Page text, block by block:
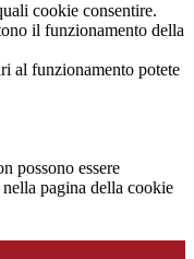
cookie consentire.
il funzionamento della
al funzionamento potete
possono essere
pagina della cookie